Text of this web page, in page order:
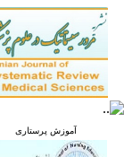
آموزش پرستاری